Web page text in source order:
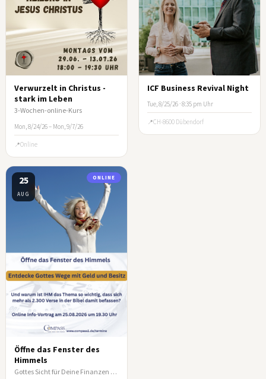
Verwurzelt in Christus -
stark im Leben
3-Wochen-online-Kurs
Mon, 8/24/26 – Mon, 9/7/26
Online
ICF Business Revival Night
Tue, 8/25/26 · 8:35 pm Uhr
CH-8600 Dübendorf
25
AUG
ONLINE
Öffne das Fenster des
Himmels
Gottes Sicht für Deine Finanzen - Online-Infoabend COMPASS e.V.